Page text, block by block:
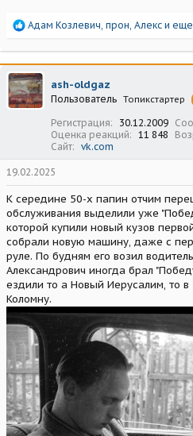
Р
а
к
ц
и
и
Адам Козлевич прон Алекс и еще
ash-oldgaz
Пользователь Топикстартер
Регистрация 30.12.2009
Оценка реакций
11 848
Сайт
vk.com
19.02.2025
К середине 50-х папин отчим
обслуживания выделили уже
которой купили новый кузов
собрали новую машину, даже с
руле. По будням его возил
Александрович иногда брал
ездили то а Новый Иерусалим, то в
Коломну.